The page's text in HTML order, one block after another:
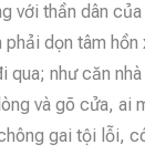
với thần dân
dọn tâm hồn
qua; như căn
và gõ cửa, ai
gai tội lỗi,